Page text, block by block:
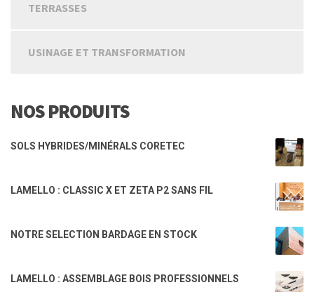
TERRASSES
USINAGE ET TRANSFORMATION
NOS PRODUITS
SOLS HYBRIDES/MINÉRALS CORETEC
LAMELLO : CLASSIC X ET ZETA P2 SANS FIL
NOTRE SELECTION BARDAGE EN STOCK
LAMELLO : ASSEMBLAGE BOIS PROFESSIONNELS